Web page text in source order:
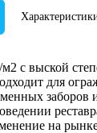
с выской
для
на